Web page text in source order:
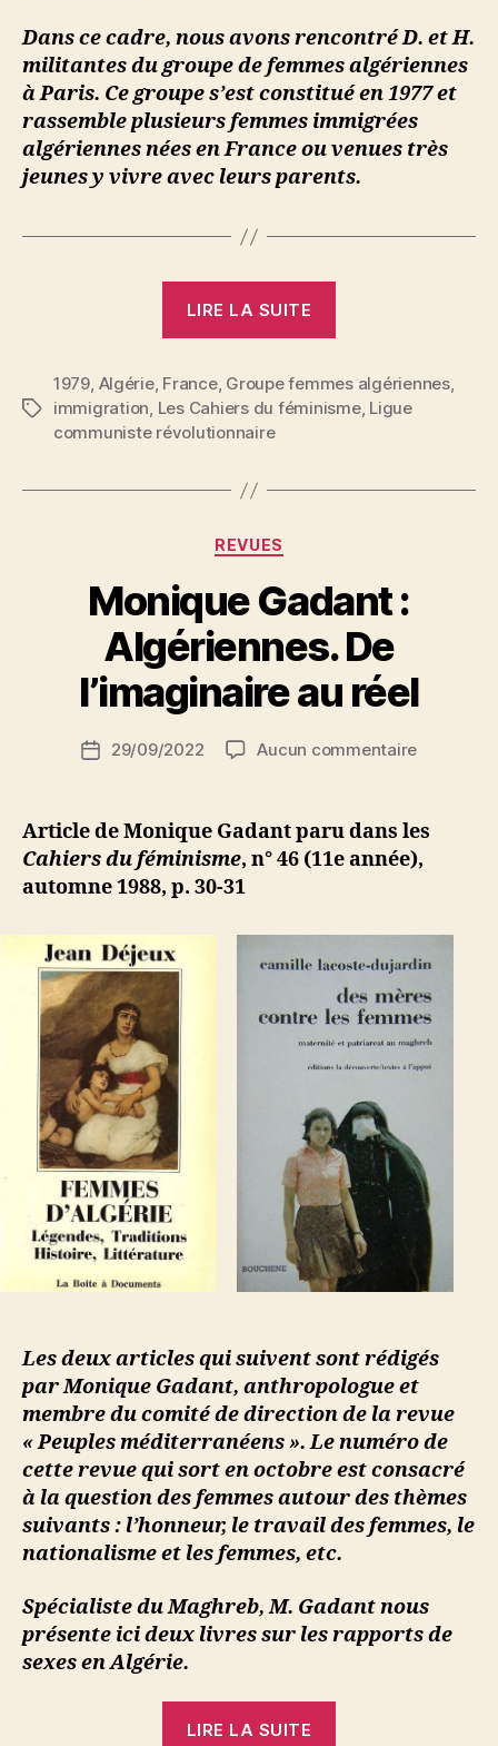
Dans ce cadre, nous avons rencontré D. et H.
militantes du groupe de femmes algériennes
à Paris. Ce groupe s’est constitué en 1977 et
rassemble plusieurs femmes immigrées
algériennes nées en France ou venues très
jeunes y vivre avec leurs parents.
LIRE LA SUITE
sous
tutelle
groupe
femmes
algériennes
de
Étiquettes
1979, Algérie, France, Groupe femmes algériennes,
immigration, Les Cahiers du féminisme, Ligue
communiste révolutionnaire
Catégories
REVUES
Monique Gadant :
Algériennes. De
l’imaginaire au réel
a
S
N
ji
b
Date29/09/2022 Aucun commentairesur
:
De
Article de Monique Gadant paru dans les
Cahiers du féminisme, n° 46 (11e année),
automne 1988, p. 30-31
Les deux articles qui suivent sont rédigés
par Monique Gadant, anthropologue et
membre du comité de direction de la revue
« Peuples méditerranéens ». Le numéro de
cette revue qui sort en octobre est consacré
à la question des femmes autour des thèmes
suivants : l’honneur, le travail des femmes, le
nationalisme et les femmes, etc.
Spécialiste du Maghreb, M. Gadant nous
présente ici deux livres sur les rapports de
sexes en Algérie.
LIRE LA SUITE